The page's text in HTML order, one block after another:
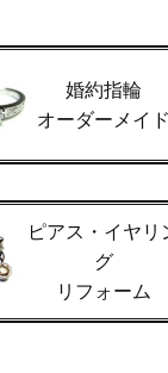
婚約指輪
オーダーメイ
ピアス・イヤリ
グ
リフォーム